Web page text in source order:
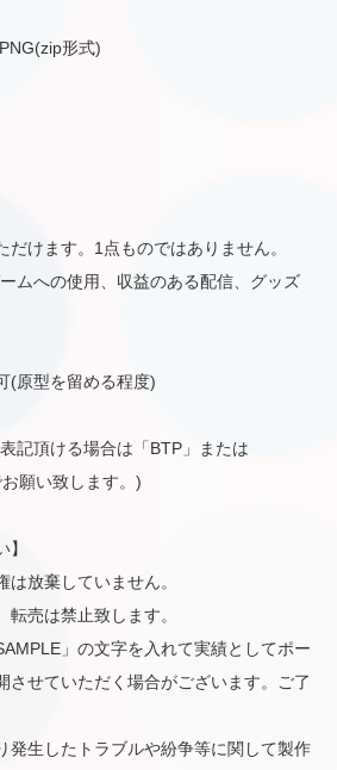
形式)
だけます。1点ものではありません。
ムへの使用、収益のある配信、グッズ
(原型を留める程度)
記頂ける場合は「BTP」または
願い致します。)
は放棄していません。
転売は禁止致します。
」の文字を入れて実績としてポー
させていただく場合がございます。ご了
発生したトラブルや紛争等に関して製作